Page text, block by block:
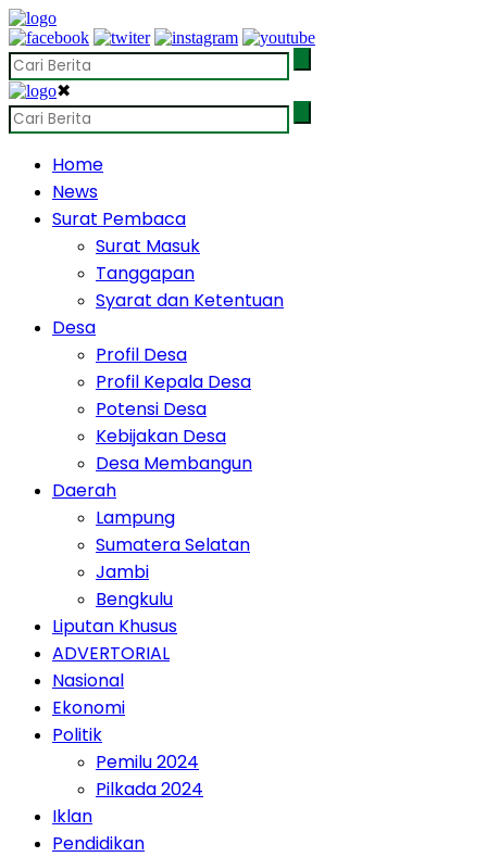
✖
Home
News
Surat Pembaca
Surat Masuk
Tanggapan
Syarat dan Ketentuan
Desa
Profil Desa
Profil Kepala Desa
Potensi Desa
Kebijakan Desa
Desa Membangun
Daerah
Lampung
Sumatera Selatan
Jambi
Bengkulu
Liputan Khusus
ADVERTORIAL
Nasional
Ekonomi
Politik
Pemilu 2024
Pilkada 2024
Iklan
Pendidikan